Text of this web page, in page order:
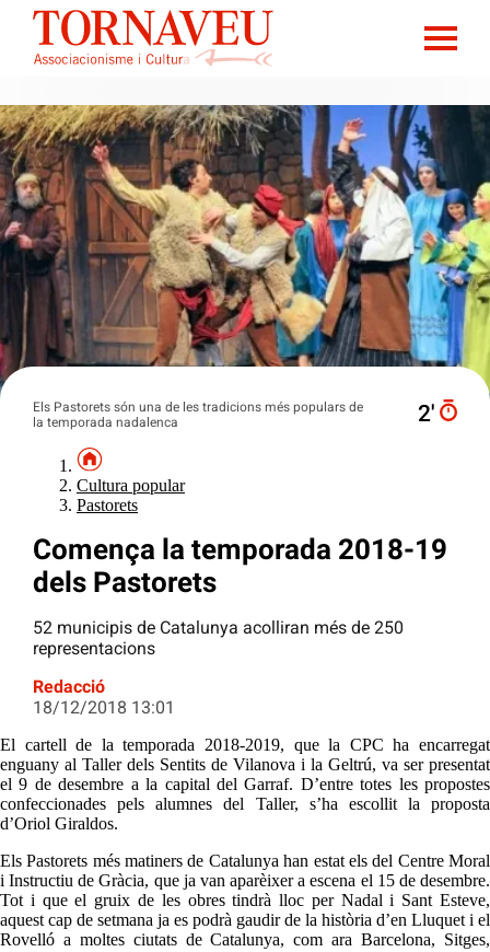
Els Pastorets són una de les tradicions més populars de
la temporada nadalenca
2′
Cultura popular
Pastorets
Comença la temporada 2018-19
dels Pastorets
52 municipis de Catalunya acolliran més de 250
representacions
Redacció
18/12/2018 13:01
El cartell de la temporada 2018-2019, que la CPC ha encarregat
enguany al Taller dels Sentits de Vilanova i la Geltrú, va ser presentat
el 9 de desembre a la capital del Garraf. D’entre totes les propostes
confeccionades pels alumnes del Taller, s’ha escollit la proposta
d’Oriol Giraldos.
Els Pastorets més matiners de Catalunya han estat els del Centre Moral
i Instructiu de Gràcia, que ja van aparèixer a escena el 15 de desembre.
Tot i que el gruix de les obres tindrà lloc per Nadal i Sant Esteve,
aquest cap de setmana ja es podrà gaudir de la història d’en Lluquet i el
Rovelló a moltes ciutats de Catalunya, com ara Barcelona, Sitges,